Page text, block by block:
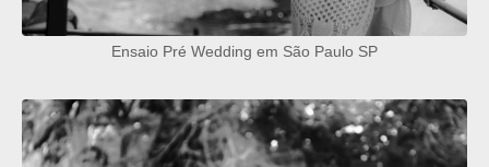
Ensaio Pré Wedding em São Paulo SP